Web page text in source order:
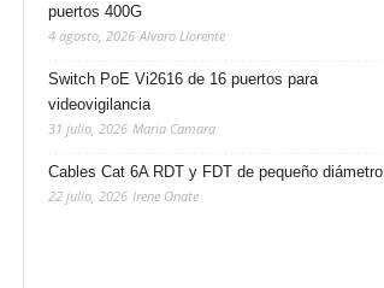
puertos 400G
4 agosto, 2026 Alvaro Llorente
Switch PoE Vi2616 de 16 puertos para
videovigilancia
31 julio, 2026 Maria Camara
Cables Cat 6A RDT y FDT de pequeño diámetro
22 julio, 2026 Irene Onate